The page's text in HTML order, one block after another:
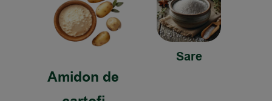
Amidon de
Sare